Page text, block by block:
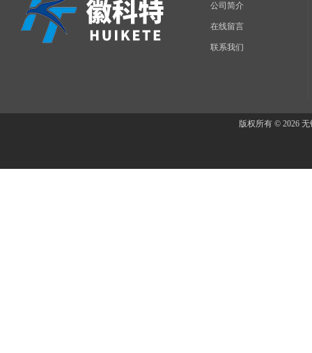
公司简介
在线留言
联系我们
版权所有 © 2026